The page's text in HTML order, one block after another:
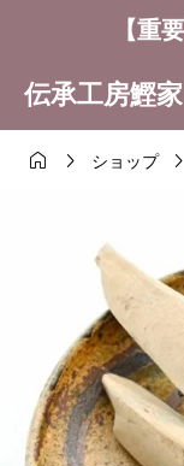
【重
伝承工房鰹家
  ショップ 